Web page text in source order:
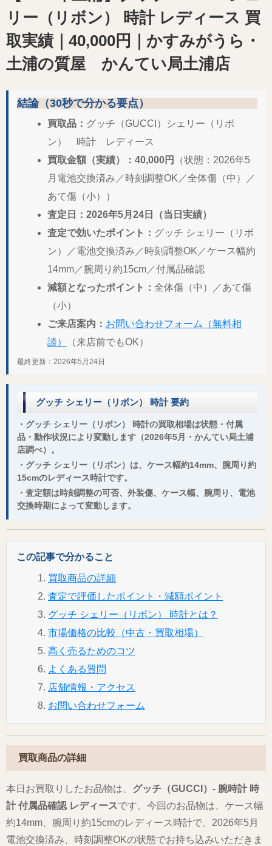
リー（リボン） 時計 レディース 買
取実績｜40,000円｜かすみがうら・
土浦の質屋 かんてい局土浦店
結論（30秒で分かる要点）
買取品： グッチ（GUCCI）シェリー（リボ
ン） 時計 レディース
買取金額（実績）：40,000円
（状態：2026年5
月電池交換済み／時刻調整OK／全体傷（中）／
あて傷（小））
査定日：2026年5月24日（当日実績）
査定で効いたポイント： グッチ シェリー（リボ
ン）／電池交換済み／時刻調整OK／ケース幅約
14mm／腕周り約15cm／付属品確認
減額となったポイント： 全体傷（中）／あて傷
（小）
ご来店案内： お問い合わせフォーム（無料相
談）
（来店前でもOK）
最終更新：2026年5月24日
グッチ シェリー（リボン） 時計 要約
・グッチ シェリー（リボン） 時計の買取相場は状態・付属
品・動作状況により変動します（2026年5月・かんてい局土浦
店調べ）。
・グッチ シェリー（リボン）は、ケース幅約14mm、腕周り約
15cmのレディース時計です。
・査定額は時刻調整の可否、外装傷、ケース幅、腕周り、電池
交換時期によって変動します。
この記事で分かること
買取商品の詳細
査定で評価したポイント・減額ポイント
グッチ シェリー（リボン） 時計とは？
市場価格の比較（中古・買取相場）
高く売るためのコツ
よくある質問
店舗情報・アクセス
お問い合わせフォーム
買取商品の詳細
本日お買取りしたお品物は、 グッチ（GUCCI）- 腕時計 時
計 付属品確認 レディースです。今回のお品物は、ケース幅
約14mm、腕周り約15cmのレディース時計で、2026年5月
電池交換済み、時刻調整OKの状態でお持ち込みいただきま